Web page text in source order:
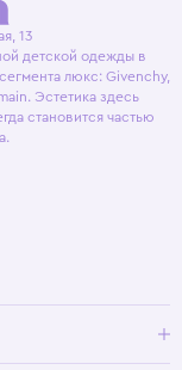
13
детской одежды в
люкс: Givenchy,
Эстетика здесь
становится частью